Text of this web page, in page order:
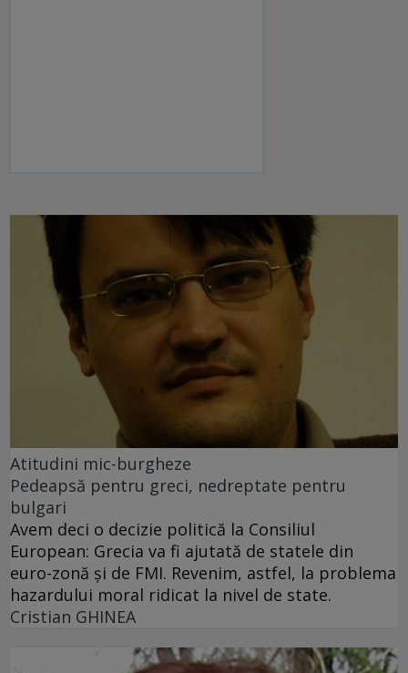
Atitudini mic-burgheze
Pedeapsă pentru greci, nedreptate pentru
bulgari
Avem deci o decizie politică la Consiliul
European: Grecia va fi ajutată de statele din
euro-zonă şi de FMI. Revenim, astfel, la problema
hazardului moral ridicat la nivel de state.
Cristian GHINEA